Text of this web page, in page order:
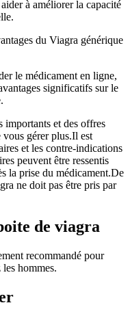
à améliorer la capacité
du Viagra générique
le médicament en ligne,
significatifs sur le
importants et des offres
vous gérer plus.Il est
et les contre-indications
peuvent être ressentis
la prise du médicament.De
ne doit pas être pris par
de viagra
recommandé pour
hommes.